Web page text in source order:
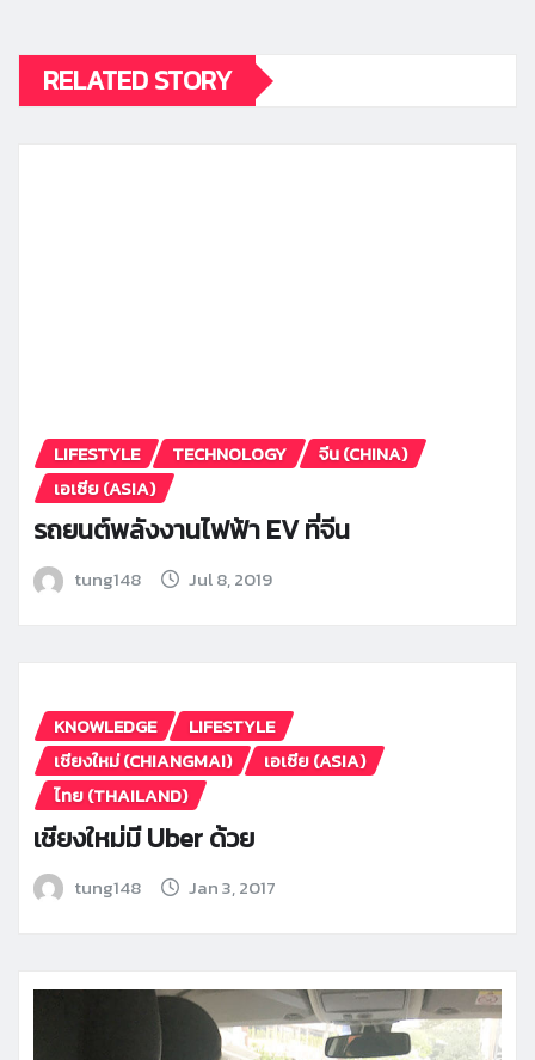
RELATED STORY
LIFESTYLE TECHNOLOGY
จีน (CHINA)
เอเซีย (ASIA)
รถยนต์พลังงานไฟฟ้า EV ที่จีน
tung148 Jul 8, 2019
KNOWLEDGE
LIFESTYLE
เชียงใหม่ (CHIANGMAI)
เอเซีย (ASIA)
ไทย (THAILAND)
เชียงใหม่มี Uber ด้วย
tung148 Jan 3, 2017